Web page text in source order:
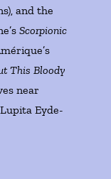
and the
Scorpionic
This Bloody
near
Eyde-